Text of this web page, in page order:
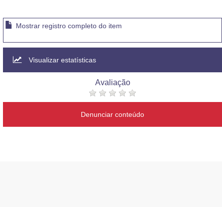
Mostrar registro completo do item
Visualizar estatísticas
Avaliação
Denunciar conteúdo